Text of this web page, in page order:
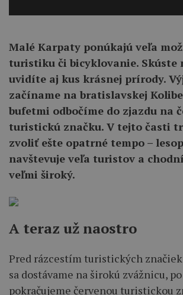
Malé Karpaty ponúkajú veľa
turistiku či bicyklovanie. Skúste
uvidíte aj kus krásnej prírody.
začíname na bratislavskej
bufetmi odbočíme do zjazdu na
turistickú značku. V tejto časti
zvoliť ešte opatrné tempo –
navštevuje veľa turistov a
veľmi široký.
A teraz už naostro
Pred rázcestím turistických
sa dostávame na širokú zvážnicu,
pokračujeme červenou turistickou